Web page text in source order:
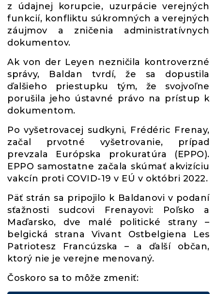
z údajnej korupcie, uzurpácie verejných
funkcií, konfliktu súkromných a verejných
záujmov a zničenia administratívnych
dokumentov.
Ak von der Leyen nezničila kontroverzné
správy, Baldan tvrdí, že sa dopustila
ďalšieho priestupku tým, že svojvoľne
porušila jeho ústavné právo na prístup k
dokumentom.
Po vyšetrovacej sudkyni, Frédéric Frenay,
začal prvotné vyšetrovanie, prípad
prevzala Európska prokuratúra (EPPO).
EPPO samostatne začala skúmať akvizíciu
vakcín proti COVID-19 v EÚ v októbri 2022.
Päť strán sa pripojilo k Baldanovi v podaní
sťažnosti sudcovi Frenayovi: Poľsko a
Maďarsko, dve malé politické strany –
belgická strana Vivant Ostbelgiena Les
Patriotesz Francúzska – a ďalší občan,
ktorý nie je verejne menovaný.
Čoskoro sa to môže zmeniť: